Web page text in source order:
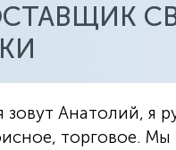
зовут Анатолий,
торговое.